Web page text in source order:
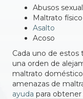
Abusos
Maltrato físico
Asalto
Acoso
Cada uno de estos
una orden de
maltrato
amenazas de
ayuda para